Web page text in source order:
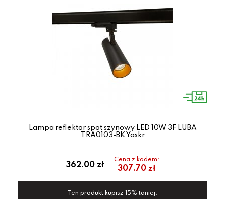
Lampa reflektor spot szynowy LED 10W 3F LUBA
TRA0103-BK Yaskr
362.00 zł
Cena z kodem:
307.70 zł
Ten produkt kupisz 15% taniej.